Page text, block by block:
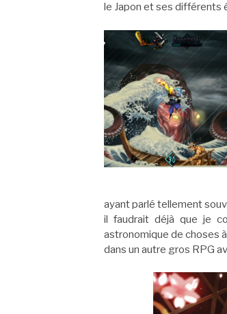
le Japon et ses différents
ayant parlé tellement
il faudrait déjà que je
astronomique de choses
dans un autre gros RPG